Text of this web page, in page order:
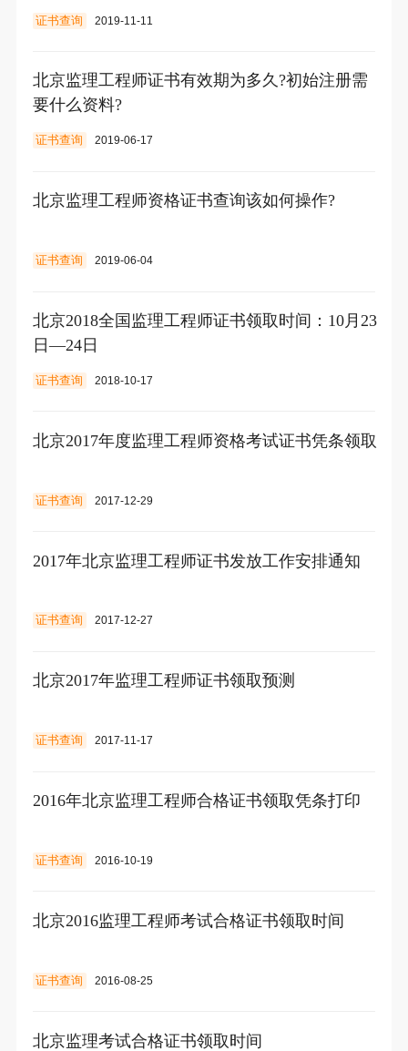
证书查询 2019-11-11
北京监理工程师证书有效期为多久?初始注册需
要什么资料?
证书查询 2019-06-17
北京监理工程师资格证书查询该如何操作?
证书查询 2019-06-04
北京2018全国监理工程师证书领取时间：10月23
日—24日
证书查询 2018-10-17
北京2017年度监理工程师资格考试证书凭条领取
证书查询 2017-12-29
2017年北京监理工程师证书发放工作安排通知
证书查询 2017-12-27
北京2017年监理工程师证书领取预测
证书查询 2017-11-17
2016年北京监理工程师合格证书领取凭条打印
证书查询 2016-10-19
北京2016监理工程师考试合格证书领取时间
证书查询 2016-08-25
北京监理考试合格证书领取时间